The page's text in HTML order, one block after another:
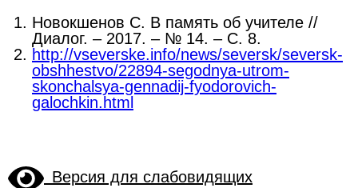
Новокшенов С. В память об учителе //
Диалог. – 2017. – № 14. – С. 8.
http://vseverske.info/news/seversk/seversk-
obshhestvo/22894-segodnya-utrom-
skonchalsya-gennadij-fyodorovich-
galochkin.html
Версия для слабовидящих